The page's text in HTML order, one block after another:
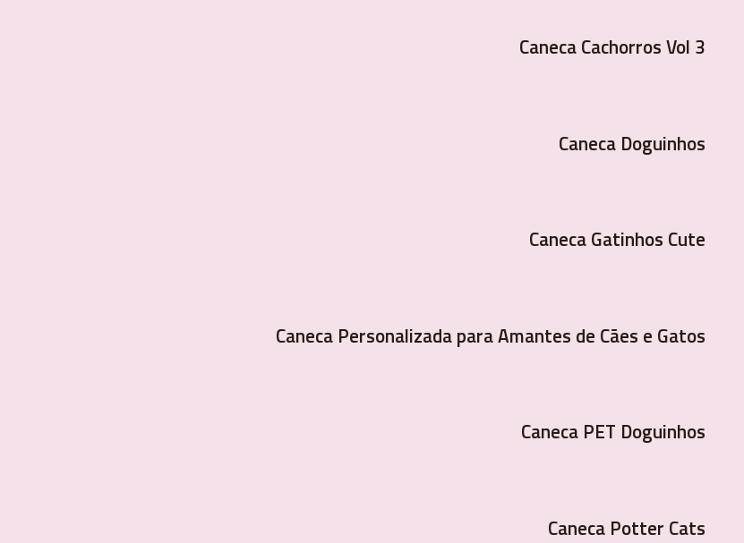
Caneca Cachorros Vol 3
Caneca Doguinhos
Caneca Gatinhos Cute
Caneca Personalizada para Amantes de Cães e Gatos
Caneca PET Doguinhos
Caneca Potter Cats